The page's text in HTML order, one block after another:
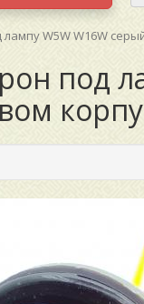
лампу W5W W16W
под